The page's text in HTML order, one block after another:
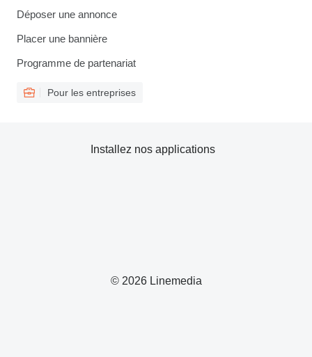
Déposer une annonce
Placer une bannière
Programme de partenariat
Pour les entreprises
© 2026 Linemedia
Installez nos applications